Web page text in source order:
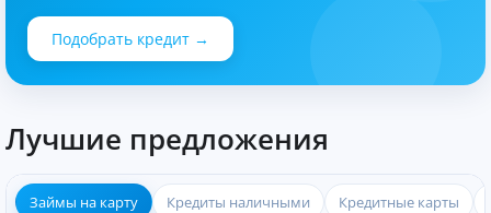
Подобрать кредит →
Лучшие предложения
Займы на карту Кредиты наличными Кредитные карты